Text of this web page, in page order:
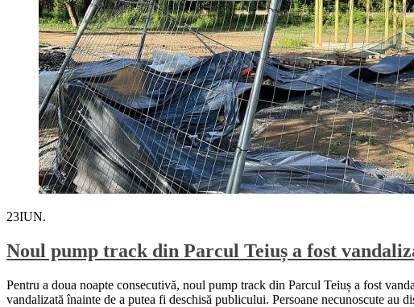
23IUN.
Noul pump track din Parcul Teiuș a fost
Pentru a doua noapte consecutivă, noul pump track din Parcul Teiuș a fost
vandalizată înainte de a putea fi deschisă publicului. Persoane necunoscute au